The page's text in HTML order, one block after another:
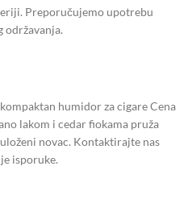
Preporučujemo upotrebu
održavanja.
humidor za cigare Cena
lakom i cedar fiokama pruža
novac. Kontaktirajte nas
isporuke.